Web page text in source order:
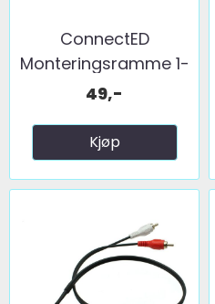
ConnectED
Monteringsramme 1-
DIN Mini ...
49,-
Kjøp